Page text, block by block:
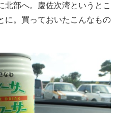
北部へ。慶佐次湾というとこ
に。買っておいたこんなもの